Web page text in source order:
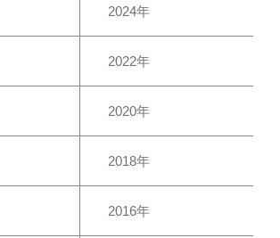
2024年
2022年
2020年
2018年
2016年